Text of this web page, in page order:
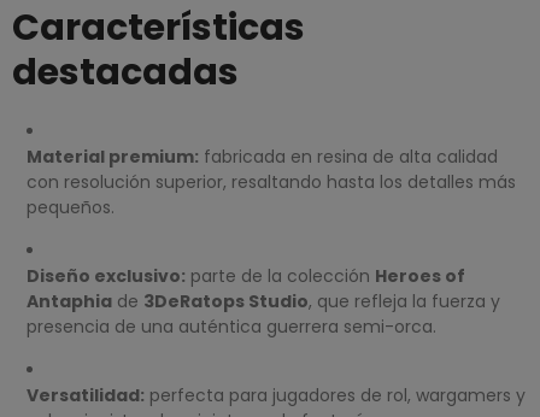
Características
destacadas
Material premium: fabricada en resina de alta calidad
con resolución superior, resaltando hasta los detalles más
pequeños.
Diseño exclusivo: parte de la colección Heroes of
Antaphia de 3DeRatops Studio, que refleja la fuerza y
presencia de una auténtica guerrera semi-orca.
Versatilidad: perfecta para jugadores de rol, wargamers y